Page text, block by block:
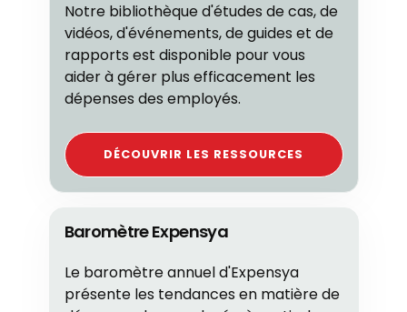
Notre bibliothèque d'études de cas, de
vidéos, d'événements, de guides et de
rapports est disponible pour vous
aider à gérer plus efficacement les
dépenses des employés.
DÉCOUVRIR LES RESSOURCES
Baromètre Expensya
Le baromètre annuel d'Expensya
présente les tendances en matière de